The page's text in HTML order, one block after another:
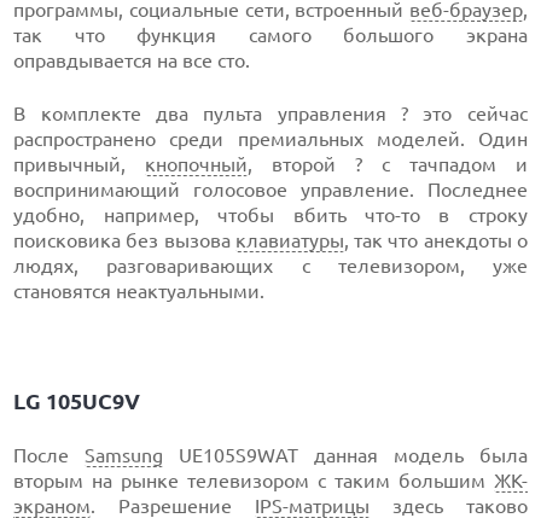
программы, социальные сети, встроенный веб-браузер,
так что функция самого большого экрана
оправдывается на все сто.
В комплекте два пульта управления ? это сейчас
распространено среди премиальных моделей. Один
привычный, кнопочный, второй ? с тачпадом и
воспринимающий голосовое управление. Последнее
удобно, например, чтобы вбить что-то в строку
поисковика без вызова клавиатуры, так что анекдоты о
людях, разговаривающих с телевизором, уже
становятся неактуальными.
LG 105UC9V
ПослеSamsung UE105S9WAT данная модель была
вторым на рынке телевизором с таким большим ЖК-
экраном. Разрешение IPS-матрицы здесь таково